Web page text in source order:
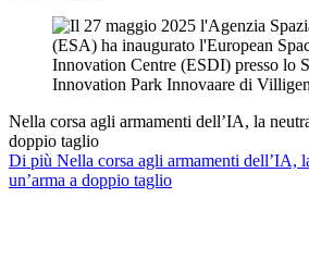
Nella corsa agli armamenti dell’IA, la
doppio taglio
Di più Nella corsa agli armamenti dell’IA,
un’arma a doppio taglio